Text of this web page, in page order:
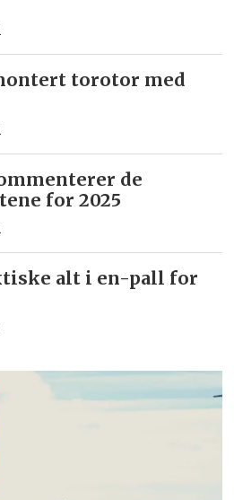
torotor med
de
for 2025
alt i en-pall for